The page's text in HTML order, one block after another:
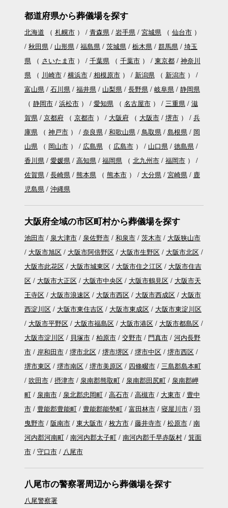
都道府県から葬儀場を探す
北海道 （ 札幌市） 青森県 岩手県 宮城県（ 仙台市）
秋田県
山形県 福島県 茨城県 栃木県 群馬県
埼玉
県（ さいたま市） 千葉県（ 千葉市） 東京都
神奈川
県（ 川崎市 横浜市 相模原市） 新潟県（ 新潟市）
富山県
石川県 福井県 山梨県 長野県 岐阜県
静岡県
（ 静岡市 浜松市） 愛知県（ 名古屋市） 三重県
滋
賀県
京都府（ 京都市） 大阪府（ 大阪市 堺市）
兵
庫県（ 神戸市） 奈良県 和歌山県 鳥取県 島根県
岡
山県（ 岡山市） 広島県（ 広島市） 山口県
徳島県
香川県
愛媛県 高知県 福岡県（ 北九州市 福岡市）
佐賀県
長崎県 熊本県（ 熊本市） 大分県 宮崎県
鹿
児島県
沖縄県
大阪府全域の市区町村から葬儀場を探す
池田市 泉大津市 泉佐野市 和泉市 茨木市
大阪狭山市
大阪市旭区
大阪市阿倍野区 大阪市生野区
大阪市北区
大阪市此花区
大阪市城東区 大阪市住之江区
大阪市住吉
区
大阪市大正区 大阪市中央区 大阪市鶴見区
大阪市天
王寺区
大阪市浪速区 大阪市西区 大阪市西成区
大阪市
西淀川区
大阪市東住吉区 大阪市東成区
大阪市東淀川区
大阪市平野区
大阪市福島区 大阪市港区
大阪市都島区
大阪市淀川区
貝塚市 柏原市 交野市 門真市
河内長野
市
岸和田市 堺市北区 堺市堺区 堺市中区
堺市西区
堺市東区
堺市南区 堺市美原区 四條畷市
三島郡島本町
吹田市
摂津市 泉南郡熊取町 泉南郡田尻町
泉南郡岬
町
泉南市 泉北郡忠岡町 高石市 高槻市 大東市
豊中
市
豊能郡豊能町 豊能郡能勢町 富田林市 寝屋川市
羽
曳野市
阪南市 東大阪市 枚方市 藤井寺市 松原市
南
河内郡河南町
南河内郡太子町 南河内郡千早赤阪村
箕面
市
守口市 八尾市
八尾市の警察署周辺から葬儀場を探す
八尾警察署